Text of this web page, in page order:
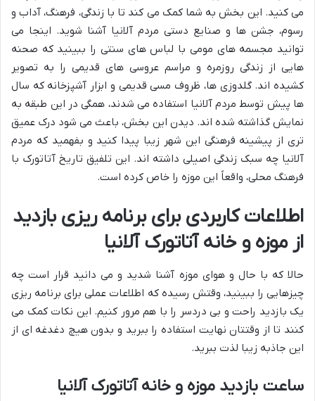
می کنید. این بخش به شما کمک می کند تا با زندگی، فرهنگ، آداب و
رسوم، جشن ها و صنایع دستی مردم آلانیا آشنا شوید. اینجا می
توانید مجسمه های مومی با لباس های سنتی را ببینید که صحنه
هایی از زندگی روزمره و مراسم عروسی های قدیمی را به تصویر
کشیده اند.گلدوزی ها، ظروف مسی قدیمی و ابزار آشپزخانه که سال
ها پیش توسط مردم آلانیا استفاده می شدند، همگی در این طبقه به
نمایش گذاشته شده اند. دیدن این بخش، باعث می شود درک عمیق
تری از پیشینه فرهنگی این شهر زیبا پیدا کنید و بفهمید که مردم
آلانیا چه سبک زندگی اصیلی داشته اند. این تلفیق تاریخ آتاتورک با
فرهنگ محلی، واقعاً این موزه را خاص کرده است.
اطلاعات کاربردی برای برنامه ریزی بازدید
از موزه و خانه آتاتورک آلانیا
حالا که با حال و هوای موزه آشنا شدید و می دانید قرار است چه
چیزهایی را ببینید، وقتش رسیده که اطلاعات عملی برای برنامه ریزی
یک بازدید راحت و بی دردسر را با هم مرور کنیم. این نکات کمک می
کنند تا از وقتتان نهایت استفاده را ببرید و بدون هیچ دغدغه ای از
این جاذبه زیبا لذت ببرید.
ساعت بازدید موزه و خانه آتاتورک آلانیا